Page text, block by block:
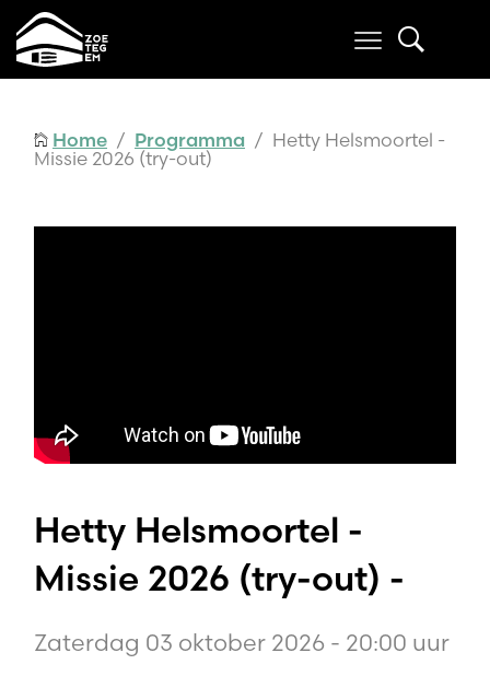
Home / Programma / Hetty Helsmoortel -
Missie 2026 (try-out)
Hetty Helsmoortel -
Missie 2026 (try-out) -
Zaterdag 03 oktober 2026 - 20:00 uur